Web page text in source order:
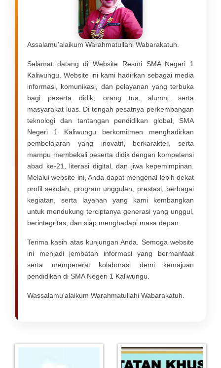
Assalamu'alaikum Warahmatullahi Wabarakatuh.
Selamat datang di Website Resmi SMA Negeri 1
Kaliwungu . Website ini kami hadirkan sebagai media
informasi, komunikasi, dan pelayanan yang terbuka
bagi peserta didik, orang tua, alumni, serta
masyarakat luas. Di tengah pesatnya perkembangan
teknologi dan tantangan pendidikan global, SMA
Negeri 1 Kaliwungu berkomitmen menghadirkan
pembelajaran yang inovatif, berkarakter, serta
mampu membekali peserta didik dengan kompetensi
abad ke-21, literasi digital, dan jiwa kepemimpinan.
Melalui website ini, Anda dapat mengenal lebih dekat
profil sekolah, program unggulan, prestasi, berbagai
kegiatan, serta layanan yang kami kembangkan
untuk mendukung terciptanya generasi yang unggul,
berintegritas, dan siap menghadapi masa depan.
Terima kasih atas kunjungan Anda. Semoga website
ini menjadi jembatan informasi yang bermanfaat
serta mempererat kolaborasi demi kemajuan
pendidikan di SMA Negeri 1 Kaliwungu.
Wassalamu'alaikum Warahmatullahi Wabarakatuh.